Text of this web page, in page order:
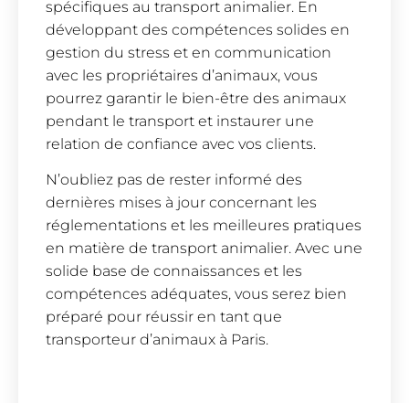
spécifiques au transport animalier. En
développant des compétences solides en
gestion du stress et en communication
avec les propriétaires d’animaux, vous
pourrez garantir le bien-être des animaux
pendant le transport et instaurer une
relation de confiance avec vos clients.
N’oubliez pas de rester informé des
dernières mises à jour concernant les
réglementations et les meilleures pratiques
en matière de transport animalier. Avec une
solide base de connaissances et les
compétences adéquates, vous serez bien
préparé pour réussir en tant que
transporteur d’animaux à Paris.